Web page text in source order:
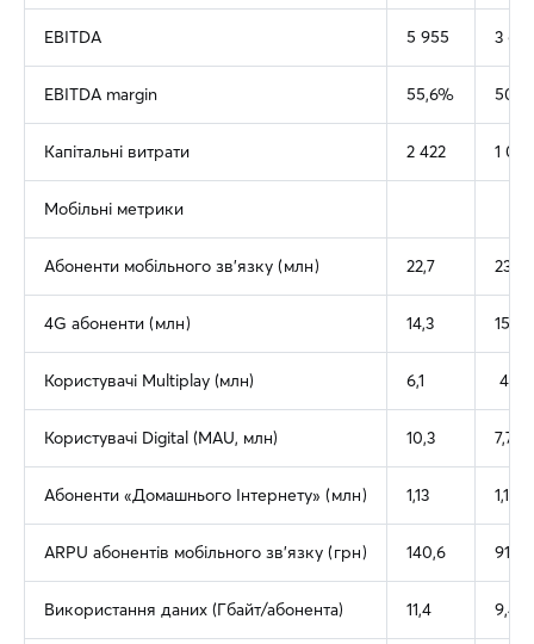
EBITDA 5 955 3
EBITDA margin 55,6%
Капітальні витрати 2 422 1 072
Мобільні метрики
Абоненти мобільного зв'язку (млн) 22,7 23,9
4G абоненти (млн) 14,3 15,0
Користувачі Multiplay (млн) 6,1 4,3
Користувачі Digital (MAU, млн) 10,3 7,7
Абоненти «Домашнього Інтернету» (млн) 1,13 1,12
ARPU абонентів мобільного зв’язку (грн) 140,6 91,4
Використання даних (Гбайт/абонента) 11,4 9,4